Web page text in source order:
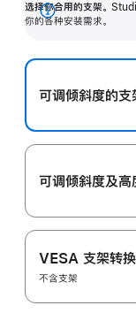
选择你合用的支架。
你的各种安装需求。
展
可调倾斜度的支
可调倾斜度及高‍
VESA 支架转
不含支架